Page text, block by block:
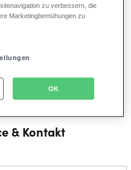
Die ausführliche
finden Sie
hier
der Premiere zu Foto- und
Entertainment kommen
finden Sie
& Kontakt
zu verbessern, die
Marketingbemühungen zu
OK